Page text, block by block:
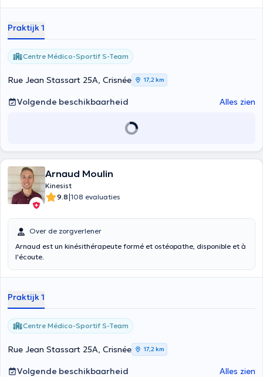
Praktijk 1
Centre Médico-Sportif S-Team
Rue Jean Stassart 25A, Crisnée 17,2 km
Volgende beschikbaarheid Alles zien
Arnaud Moulin
Kinesist
9.8|108 evaluaties
Over de zorgverlener
Arnaud est un kinésithérapeute formé et ostéopathe, disponible et à
l'écoute.
Praktijk 1
Centre Médico-Sportif S-Team
Rue Jean Stassart 25A, Crisnée 17,2 km
Volgende beschikbaarheid Alles zien